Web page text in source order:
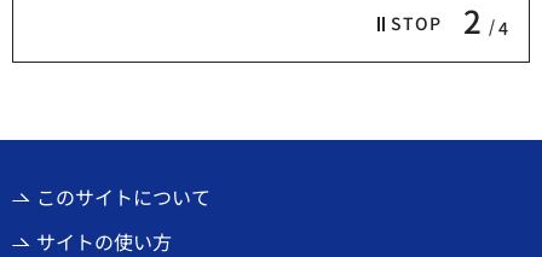
STOP 2 4
このサイトについて
サイトの使い方